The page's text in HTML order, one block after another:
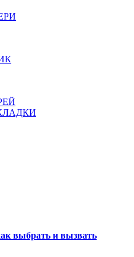
выбрать и вызвать